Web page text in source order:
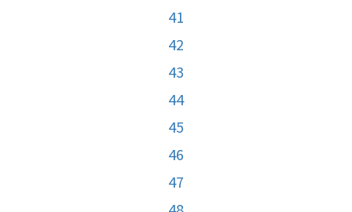
41
42
43
44
45
46
47